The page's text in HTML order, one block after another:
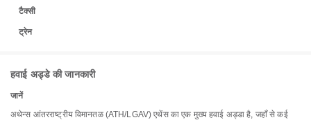
टैक्सी
ट्रेन
हवाई अड्डे की जानकारी
जानें
अथेन्स आंतरराष्ट्रीय विमानतळ (ATH/LGAV) एथेंस का एक मुख्य हवाई अड्डा है, जहाँ से कई